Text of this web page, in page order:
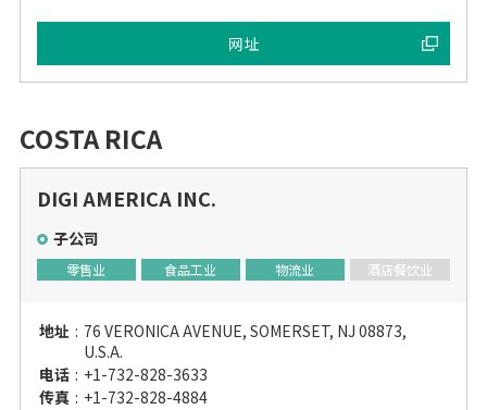
网址
COSTA RICA
DIGI AMERICA INC.
子公司
零售业 食品工业 物流业 酒店餐饮业
地址 : 76 VERONICA AVENUE, SOMERSET, NJ 08873,
U.S.A.
电话 : +1-732-828-3633
传真 : +1-732-828-4884